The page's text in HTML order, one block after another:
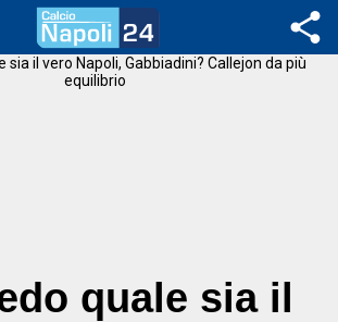
quale sia il